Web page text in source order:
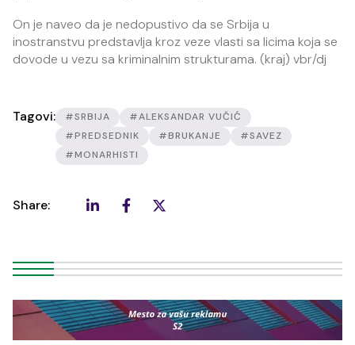
On je naveo da je nedopustivo da se Srbija u
inostranstvu predstavlja kroz veze vlasti sa licima koja se
dovode u vezu sa kriminalnim strukturama. (kraj) vbr/dj
Tagovi: #SRBIJA
#ALEKSANDAR VUČIĆ
#PREDSEDNIK
#BRUKANJE
#SAVEZ
#MONARHISTI
Share: